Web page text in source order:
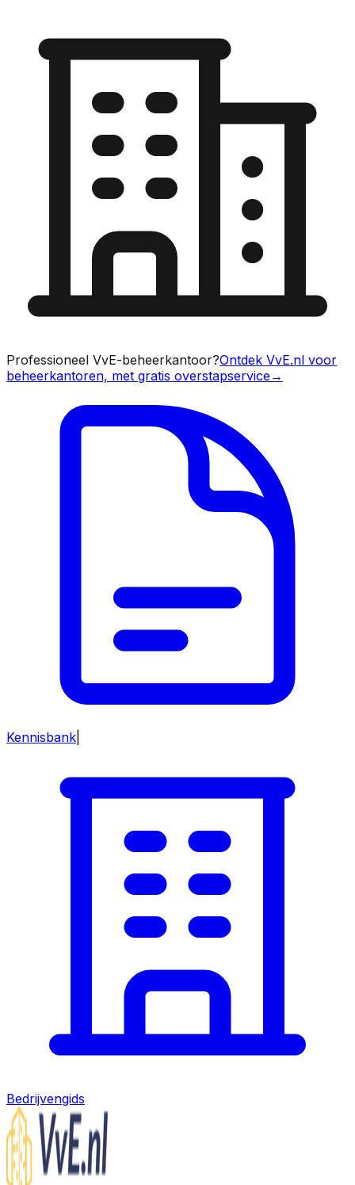
Professioneel VvE-beheerkantoor?Ontdek VvE.nl voor
beheerkantoren, met gratis overstapservice→
Kennisbank
Bedrijvengids